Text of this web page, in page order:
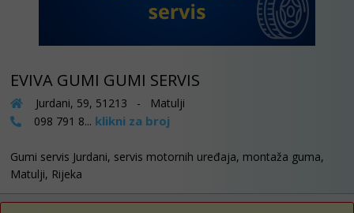
EVIVA GUMI GUMI SERVIS
Jurdani, 59, 51213 - Matulji
098 791 8... klikni za broj
Gumi servis Jurdani, servis motornih uređaja, montaža guma,
Matulji, Rijeka